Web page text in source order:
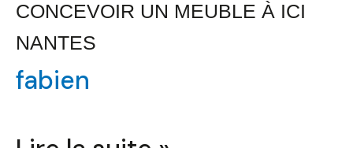
CONCEVOIR UN MEUBLE À ICI
NANTES
fabien